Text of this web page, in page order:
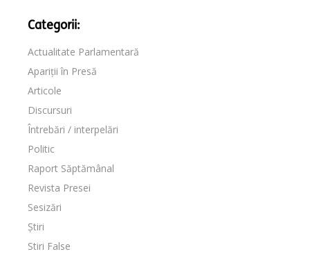
Categorii:
Actualitate Parlamentară
Apariții în Presă
Articole
Discursuri
Întrebări / interpelări
Politic
Raport Săptămânal
Revista Presei
Sesizări
Știri
Stiri False